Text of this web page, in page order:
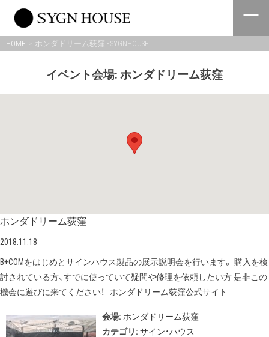
content
HOME ホンダドリーム荻窪 - SYGNHOUSE
イベント会場: ホンダドリーム荻窪
ホンダドリーム荻窪
2018.11.18
B+COMをはじめとサインハウス製品の展示説明会を行います。 購入を検
討されている方、すでに使っていて疑問や修理を依頼したい方 是非この
機会に遊びに来てください！ ホンダドリーム荻窪公式サイト
会場: ホンダドリーム荻窪
カテゴリ: サイン・ハウス